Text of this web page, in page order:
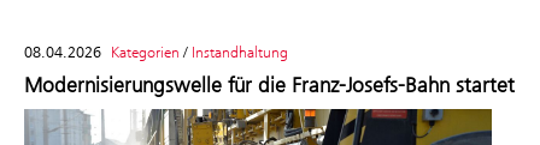
08.04.2026 Kategorien / Instandhaltung
Modernisierungswelle für die Franz-Josefs-Bahn startet